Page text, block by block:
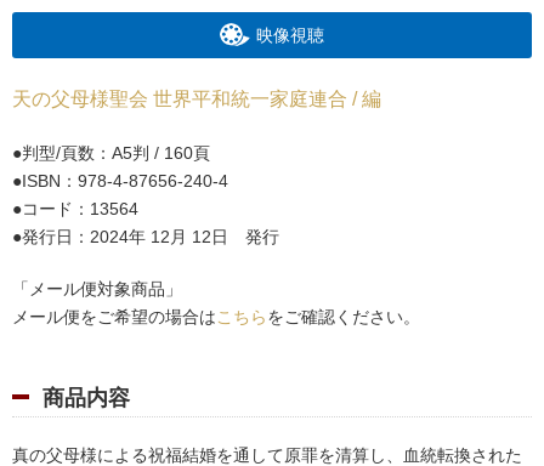
映像視聴
天の父母様聖会 世界平和統一家庭連合 / 編
判型/頁数：A5判 / 160頁
ISBN：978-4-87656-240-4
コード：13564
発行日：2024年 12月 12日 発行
「メール便対象商品」
メール便をご希望の場合はこちらをご確認ください。
商品内容
真の父母様による祝福結婚を通して原罪を清算し、血統転換された